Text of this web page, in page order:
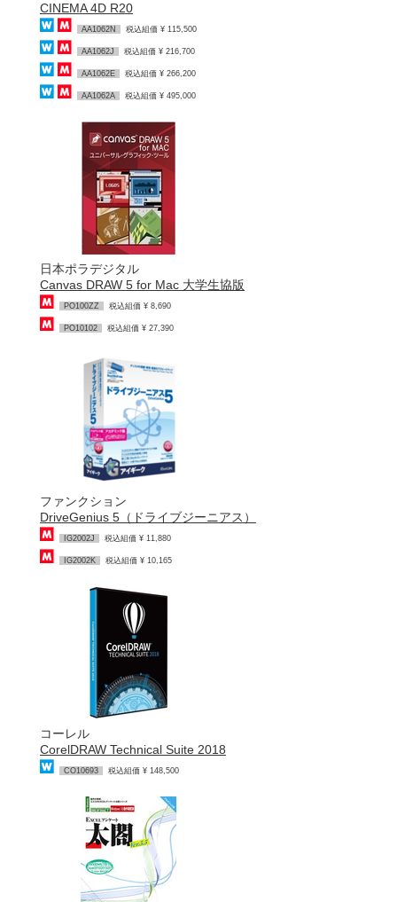
CINEMA 4D R20
AA1062N 税込組価 ¥ 115,500
AA1062J 税込組価 ¥ 216,700
AA1062E 税込組価 ¥ 266,200
AA1062A 税込組価 ¥ 495,000
日本ポラデジタル
Canvas DRAW 5 for Mac 大学生協版
PO100ZZ 税込組価 ¥ 8,690
PO10102 税込組価 ¥ 27,390
ファンクション
DriveGenius 5（ドライブジーニアス）
IG2002J 税込組価 ¥ 11,880
IG2002K 税込組価 ¥ 10,165
コーレル
CorelDRAW Technical Suite 2018
CO10693 税込組価 ¥ 148,500